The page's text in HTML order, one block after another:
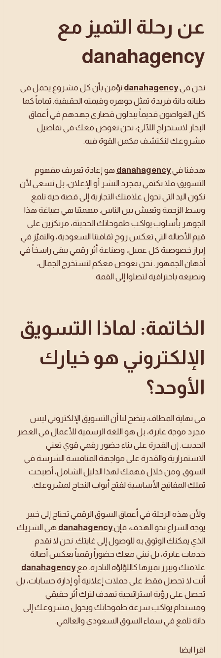
عن رحلة التميز مع
danahagency
نحن فيdanahagency نؤمن بأن كل مشروع يحمل في
طياته دانة فريدة تمثل جوهره وقيمته الحقيقية. تماماً كما
كان الغواصون قديماً يبذلون قصارى جهدهم في أعماق
البحار لاستخراج اللآلئ، نحن نغوص معك في تفاصيل
مشروعك لنكتشف مكمن القوة فيه.
هدفنا فيdanahagency هو إعادة تعريف مفهوم
التسويق؛ فلا نكتفي بمجرد النشر أو الإعلان، بل نسعى لأن
نكون اليد التي تحول علامتك التجارية إلى قصة حية تلمع
وسط الزحمة وتعيش بين الناس. مهمتنا هي صياغة هذا
الجوهر بأسلوب يواكب طموحاتك الحديثة، مرتكزين على
قيم الأصالة التي تعكس روح ثقافتنا السعودية، والتميّز في
إبراز خصوصية كل عميل، وصناعة أثر رقمي يبقى راسخاً في
أذهان الجمهور. نحن نغوص معكم لنستخرج الجمال،
ونصيغه باحترافية لتصلوا إلى القمة.
الخاتمة: لماذا التسويق
الإلكتروني هو خيارك
الأوحد؟
في نهاية المطاف، يتضح لنا أن التسويق الإلكتروني ليس
مجرد موجة عابرة، بل هو اللغة الرسمية للأعمال في العصر
الحديث. إن القدرة على بناء حضور رقمي قوي تعني
الاستمرارية والقدرة على مواجهة المنافسة الشرسة في
السوق. ومن خلال فهمك لهذا الدليل الشامل، أصبحت
تملك المفاتيح الأساسية لفتح أبواب النجاح لمشروعك.
ولأن هذه الرحلة في أعماق السوق الرقمي تحتاج إلى خبير
يوجه الشراع نحو الهدف، فإنdanahagency هي الشريك
الذي يمكنك الوثوق به للوصول إلى غايتك. نحن لا نقدم
خدمات عابرة، بل نبني معك حضوراً رقمياً يعكس أصالة
علامتك ويبرز تميزها كاللؤلؤة النادرة. معdanahagency
أنت لا تحصل فقط على حملات إعلانية أو إدارة حسابات، بل
تحصل على رؤية استراتيجية تهدف لترك أثر حقيقي
ومستدام يواكب سرعة طموحاتك ويحول مشروعك إلى
دانة تلمع في سماء السوق السعودي والعالمي.
اقرا ايضا